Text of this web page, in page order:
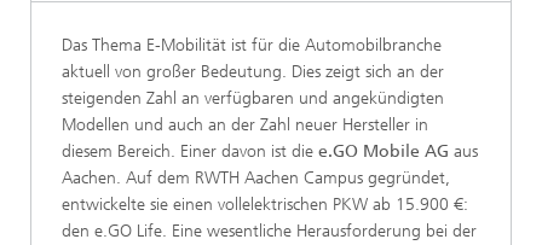
Das Thema E-Mobilität ist für die Automobilbranche
aktuell von großer Bedeutung. Dies zeigt sich an der
steigenden Zahl an verfügbaren und angekündigten
Modellen und auch an der Zahl neuer Hersteller in
diesem Bereich. Einer davon ist die e.GO Mobile AG aus
Aachen. Auf dem RWTH Aachen Campus gegründet,
entwickelte sie einen vollelektrischen PKW ab 15.900 €:
den e.GO Life. Eine wesentliche Herausforderung bei der